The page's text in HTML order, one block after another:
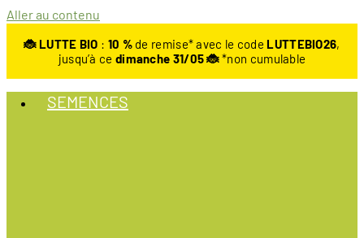
Aller au contenu
🐞 LUTTE BIO : 10 %de remise* avec le code LUTTEBIO26,
jusqu’à ce dimanche 31/05 🐞*non cumulable
SEMENCES